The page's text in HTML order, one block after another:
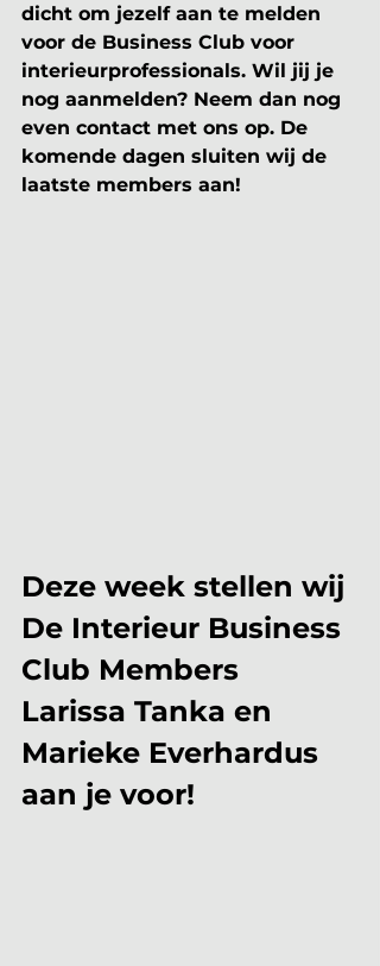
dicht om jezelf aan te melden
voor de Business Club voor
interieurprofessionals. Wil jij je
nog aanmelden? Neem dan nog
even contact met ons op. De
komende dagen sluiten wij de
laatste members aan!
Deze week stellen wij
De Interieur Business
Club Members
Larissa Tanka en
Marieke Everhardus
aan je voor!